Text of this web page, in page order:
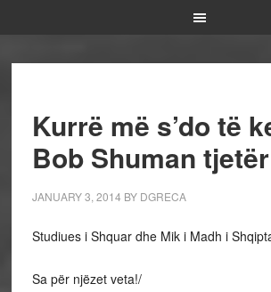
Kurrë më s’do të
Bob Shuman
JANUARY 3, 2014 BY DGRECA
Studiues i Shquar dhe Mik i Madh i
Sa për njëzet veta!/